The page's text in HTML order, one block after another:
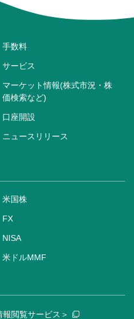
手数料
サービス
マーケット情報(株式市況・株
価検索など)
口座開設
ニュースリリース
米国株
FX
NISA
米ドルMMF
閲覧サービス＞